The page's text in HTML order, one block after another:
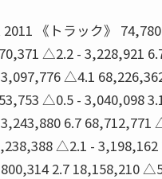
《トラック》
△2.2 - 3,228,921
△4.1
△0.5 - 3,040,098
6.7 68,712,771
△2.1 - 3,198,162
2.7 18,158,210